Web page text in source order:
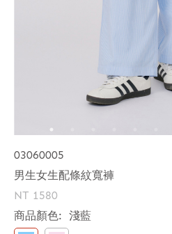
03060005
男生女生配條紋寬褲
NT 1580
商品顏色: 淺藍